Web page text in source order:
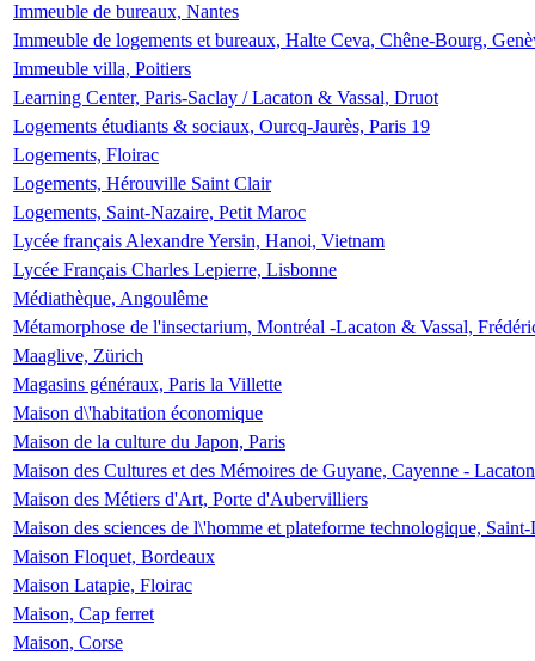
Immeuble de bureaux, Nantes
Immeuble de logements et bureaux, Halte Ceva, Chêne-Bourg,
Immeuble villa, Poitiers
Learning Center, Paris-Saclay / Lacaton & Vassal, Druot
Logements étudiants & sociaux, Ourcq-Jaurès, Paris 19
Logements, Floirac
Logements, Hérouville Saint Clair
Logements, Saint-Nazaire, Petit Maroc
Lycée français Alexandre Yersin, Hanoi, Vietnam
Lycée Français Charles Lepierre, Lisbonne
Médiathèque, Angoulême
Métamorphose de l'insectarium, Montréal -Lacaton & Vassal,
Maaglive, Zürich
Magasins généraux, Paris la Villette
Maison d\'habitation économique
Maison de la culture du Japon, Paris
Maison des Cultures et des Mémoires de Guyane, Cayenne -
Maison des Métiers d'Art, Porte d'Aubervilliers
Maison des sciences de l\'homme et plateforme technologique,
Maison Floquet, Bordeaux
Maison Latapie, Floirac
Maison, Cap ferret
Maison, Corse